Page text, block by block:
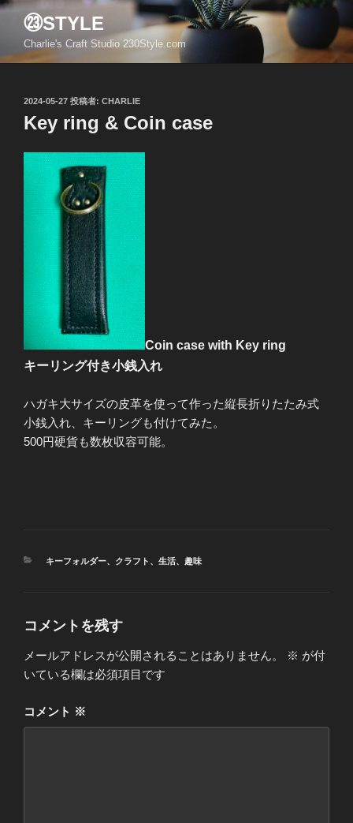
コ
ン
㉓STYLE
Charlie's Craft Studio 230Style.com
投
稿
日:
2024-05-27 投稿者: CHARLIE
Key ring & Coin case
Coin case with Key ring
キーリング付き小銭入れ
ハガキ大サイズの皮革を使って作った縦長折りたたみ式
小銭入れ、キーリングも付けてみた。
500円硬貨も数枚収容可能。
カ
ー
キーフォルダー、 クラフト 、 生活、 趣味
コメントを残す
メールアドレスが公開されることはありません。 ※ が付
いている欄は必須項目です
コメント ※